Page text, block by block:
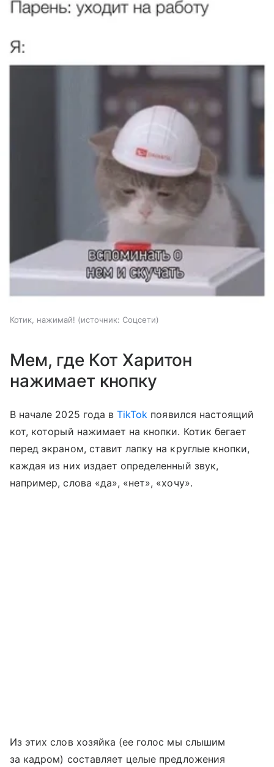
Котик, нажимай! источник: Соцсети
Мем, где Кот Харитон
нажимает кнопку
В начале 2025 года вTikTok появился настоящий
кот, который нажимает на кнопки. Котик бегает
перед экраном, ставит лапку на круглые кнопки,
каждая из них издает определенный звук,
например, слова «да», «нет», «хочу».
Из этих слов хозяйка (ее голос мы слышим
за кадром) составляет целые предложения